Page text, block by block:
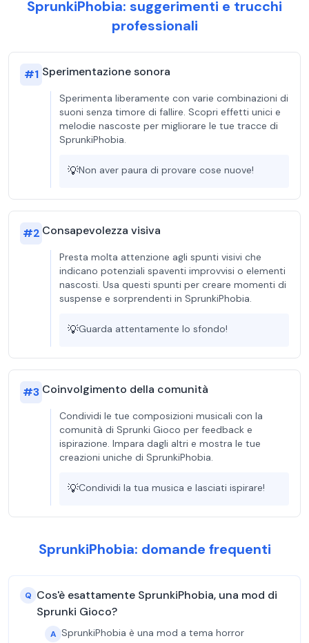
SprunkiPhobia: suggerimenti e trucchi
professionali
#1 Sperimentazione sonora
Sperimenta liberamente con varie combinazioni di
suoni senza timore di fallire. Scopri effetti unici e
melodie nascoste per migliorare le tue tracce di
SprunkiPhobia.
💡Non aver paura di provare cose nuove!
#2 Consapevolezza visiva
Presta molta attenzione agli spunti visivi che
indicano potenziali spaventi improvvisi o elementi
nascosti. Usa questi spunti per creare momenti di
suspense e sorprendenti in SprunkiPhobia.
💡Guarda attentamente lo sfondo!
#3 Coinvolgimento della comunità
Condividi le tue composizioni musicali con la
comunità di Sprunki Gioco per feedback e
ispirazione. Impara dagli altri e mostra le tue
creazioni uniche di SprunkiPhobia.
💡Condividi la tua musica e lasciati ispirare!
SprunkiPhobia: domande frequenti
Q Cos'è esattamente SprunkiPhobia, una mod di
Sprunki Gioco?
A SprunkiPhobia è una mod a tema horror